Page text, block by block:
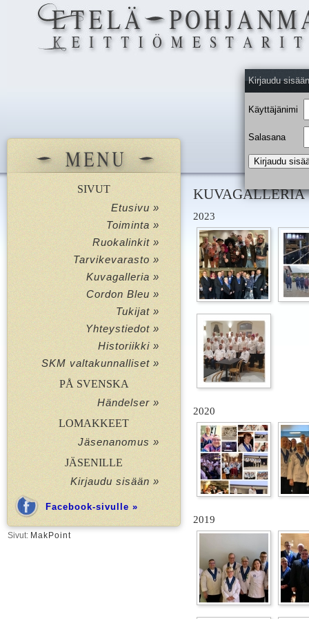
SIVUT
Etusivu »
Toiminta »
Ruokalinkit »
Tarvikevarasto »
Kuvagalleria »
Cordon Bleu »
Tukijat »
Yhteystiedot »
Historiikki »
SKM valtakunnalliset »
PÅ SVENSKA
Händelser »
LOMAKKEET
Jäsenanomus »
JÄSENILLE
Kirjaudu sisään »
Facebook-sivulle »
Sivut: MakPoint
Kirjaudu sisään
Käyttäjänimi
Salasana
KUVAGALLERIA
2023
2020
2019